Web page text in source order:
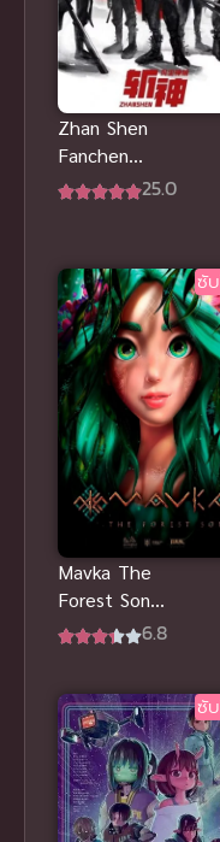
Zhan Shen
Fanchen
Shenyu ซับ25.0
ซั
Mavka The
Forest Song
มาฟก้า เพลง
แอนิเมชันสุด
ซึ้ง
6.8
ซั